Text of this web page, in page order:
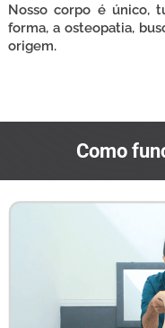
Nosso corpo é único,
forma, a osteopatia,
origem.
Como